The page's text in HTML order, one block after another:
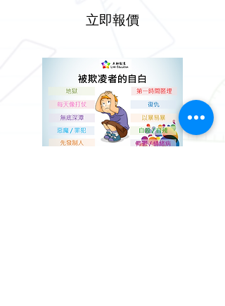
立即報價